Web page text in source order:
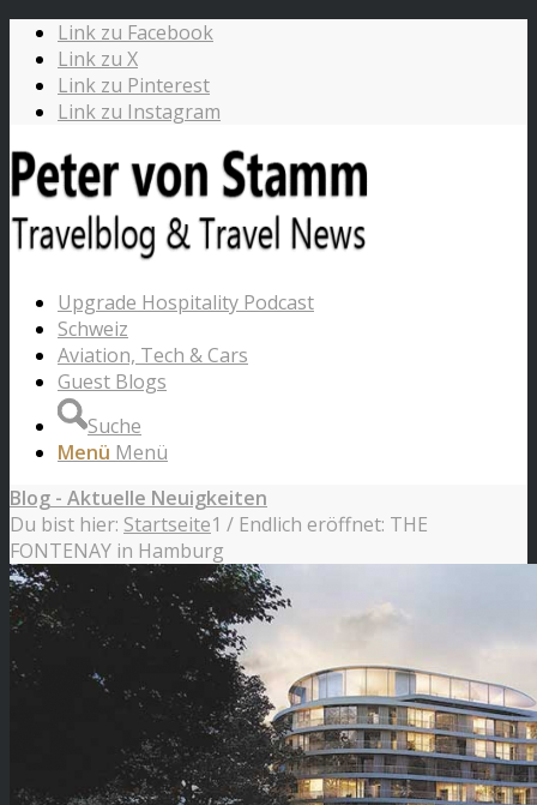
Link zu Facebook
Link zu X
Link zu Pinterest
Link zu Instagram
Upgrade Hospitality Podcast
Schweiz
Aviation, Tech & Cars
Guest Blogs
Suche
Menü Menü
Blog - Aktuelle Neuigkeiten
Du bist hier: Startseite1 / Endlich eröffnet: THE
FONTENAY in Hamburg